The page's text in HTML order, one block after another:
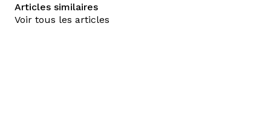
Articles similaires
Voir tous les articles